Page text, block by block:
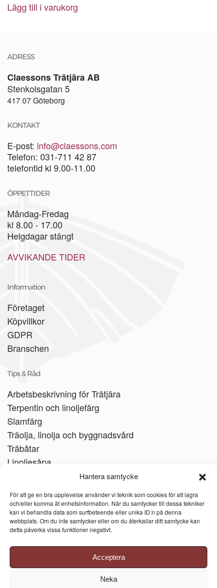
Hantera samtycke
För att ge en bra upplevelse använder vi teknik som cookies för att lagra
och/eller komma åt enhetsinformation. När du samtycker till dessa tekniker
kan vi behandla data som surfbeteende eller unika ID:n på denna
webbplats. Om du inte samtycker eller om du återkallar ditt samtycke kan
detta påverka vissa funktioner negativt.
Acceptera
Neka
Lägg till i varukorg
ADRESS
Claessons Trätjära AB
Stenkolsgatan 5
417 07 Göteborg
KONTAKT
E-post: info@claessons.com
Telefon: 031-711 42 87
telefontid kl 9.00-11.00
ÖPPETTIDER
Måndag-Fredag
kl 8.00 - 17.00
Helgdagar stängt
AVVIKANDE TIDER
Information
Företaget
Köpvillkor
GDPR
Branschen
Tips & Råd
Arbetsbeskrivning för Trätjära
Terpentin och linoljefärg
Slamfärg
Träolja, linolja och byggnadsvård
Träbåtar
Linoljesåpa